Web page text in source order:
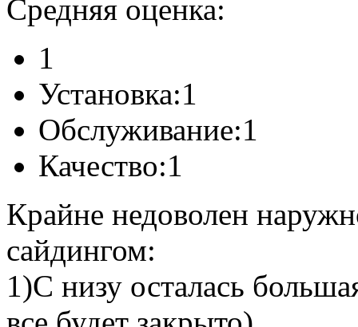
Средняя оценка:
1
Установка:1
Обслуживание:1
Качество:1
Крайне недоволен
сайдингом:
1)С низу осталась